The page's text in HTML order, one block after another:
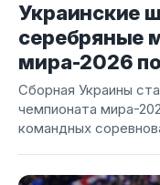
Украинские
серебряные
мира-2026
Сборная Украины
чемпионата мира-
командных